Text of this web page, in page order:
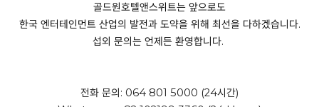
골드원호텔앤스위트는 앞으로도
한국 엔터테인먼트 산업의 발전과 도약을 위해 최선을 다하겠습니다.
섭외 문의는 언제든 환영합니다.
전화 문의: 064 801 5000 (24시간)